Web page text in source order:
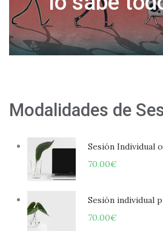
Modalidades de
Sesión Individual
70.00€
Sesión individual
70.00€